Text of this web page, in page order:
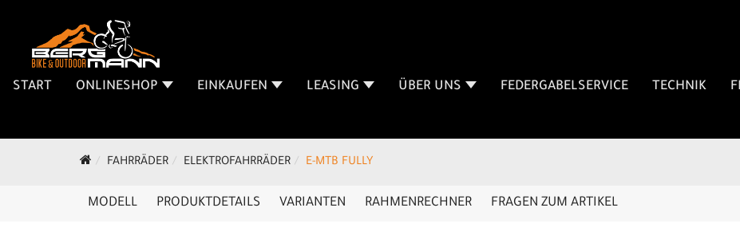
START ONLINESHOP EINKAUFEN LEASING ÜBER UNS FEDERGABELSERVICE TECHNIK
FAHRRÄDER ELEKTROFAHRRÄDER E-MTB FULLY
MODELL PRODUKTDETAILS VARIANTEN RAHMENRECHNER FRAGEN ZUM ARTIKEL